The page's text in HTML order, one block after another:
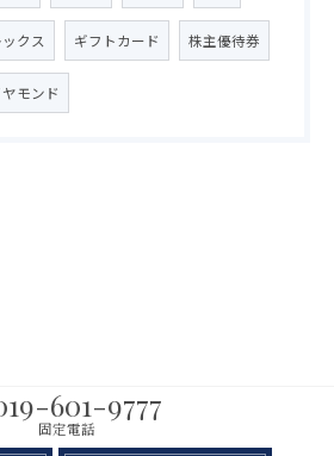
クス ギフトカード 株主優待券
モンド
601-9777
固定電話